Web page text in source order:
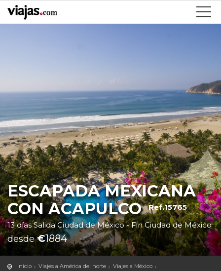
ESCAPADA MEXICANA
CON ACAPULCO Ref.15765
13 días Salida Ciudad de México - Fin Ciudad de México
desde€1884
Inicio Viajes a América del norte
Viajes a México